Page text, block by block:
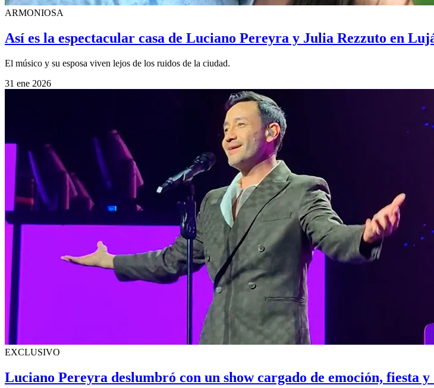
ARMONIOSA
Así es la espectacular casa de Luciano Pereyra y Julia Rezzuto en
El músico y su esposa viven lejos de los ruidos de la ciudad.
31 ene 2026
EXCLUSIVO
Luciano Pereyra deslumbró con un show cargado de emoción, fiesta y